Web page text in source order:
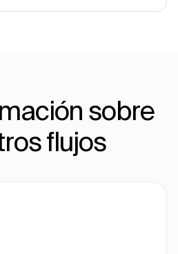
sobre
flujos